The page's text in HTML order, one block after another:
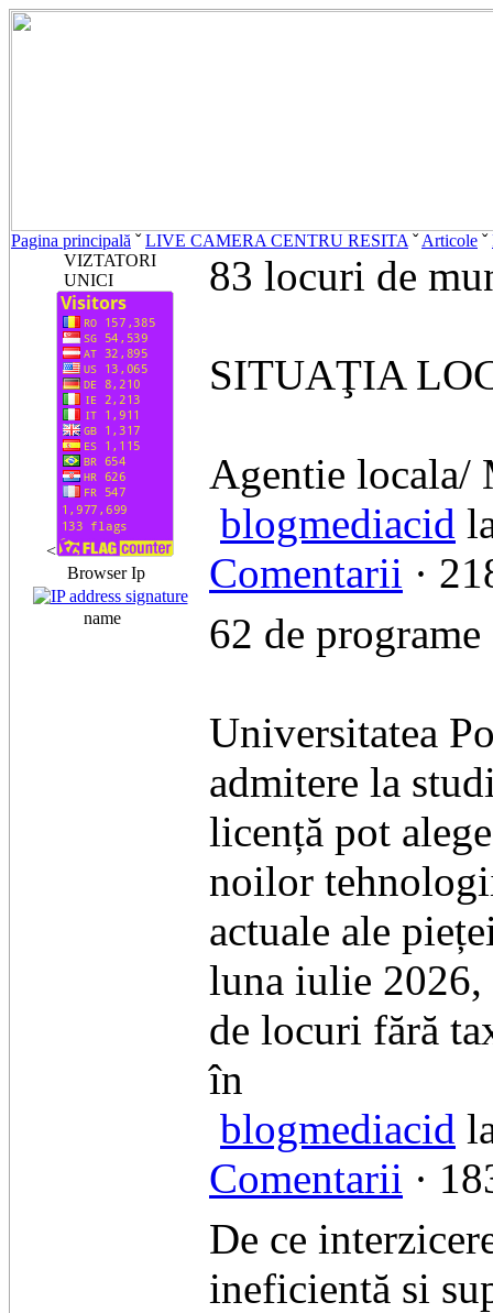
Pagina principală ˇLIVE CAMERA CENTRU RESITA ˇArticole ˇ
VIZTATORI
UNICI
<
Browser Ip
name
83 locuri de
SITUAŢIA
Agentie locala/
blogmediacid
Comentarii ·
62 de
Universitatea
admitere la
licență pot
noilor
actuale ale
luna iulie
de locuri fără
în
blogmediacid
Comentarii ·
De ce
ineficientă si